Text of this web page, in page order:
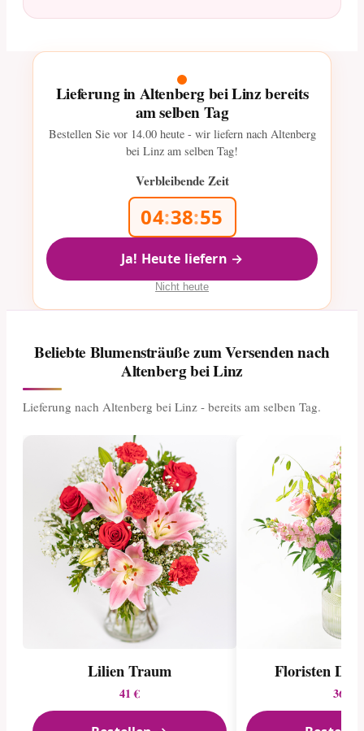
Lieferung in Altenberg bei Linz bereits
am selben Tag
Bestellen Sie vor 14.00heute - wir liefern nach Altenberg
bei Linz am selben Tag!
Verbleibende Zeit
04:38:54
Ja! Heute liefern →
Nicht heute
Beliebte Blumensträuße zum Versenden nach
Altenberg bei Linz
Lieferung nach Altenberg bei Linz - bereits am selben Tag.
Lilien Traum
41 €
Floristen
36 €